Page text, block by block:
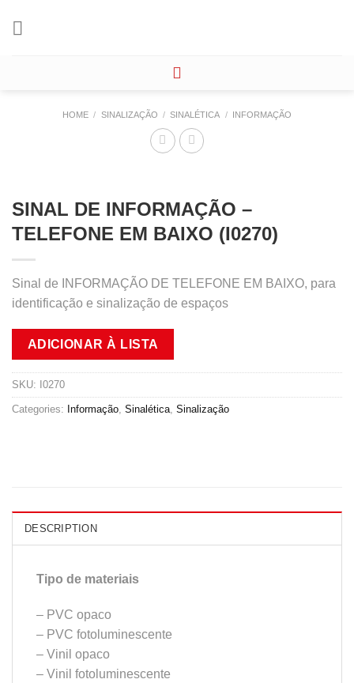
HOME / SINALIZAÇÃO / SINALÉTICA / INFORMAÇÃO
SINAL DE INFORMAÇÃO –
TELEFONE EM BAIXO (I0270)
Sinal de INFORMAÇÃO DE TELEFONE EM BAIXO, para
identificação e sinalização de espaços
ADICIONAR À LISTA
SKU: I0270
Categories: Informação Sinalética Sinalização
DESCRIPTION
Tipo de materiais
– PVC opaco
– PVC fotoluminescente
– Vinil opaco
– Vinil fotoluminescente